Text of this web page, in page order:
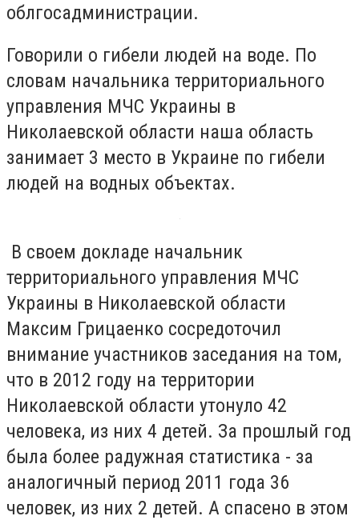
облгосадминистрации.
Говорили о гибели людей на воде. По
словам начальника территориального
управления МЧС Украины в
Николаевской области наша область
занимает 3 место в Украине по гибели
людей на водных объектах.
В своем докладе начальник
территориального управления МЧС
Украины в Николаевской области
Максим Грицаенко сосредоточил
внимание участников заседания на том,
что в 2012 году на территории
Николаевской области утонуло 42
человека, из них 4 детей. За прошлый год
была более радужная статистика - за
аналогичный период 2011 года 36
человек, из них 2 детей. А спасено в этом